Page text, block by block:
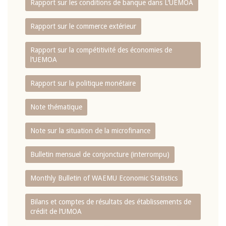
Rapport sur les conditions de banque dans L‘UEMOA
Rapport sur le commerce extérieur
Rapport sur la compétitivité des économies de
l‘UEMOA
Rapport sur la politique monétaire
Note thématique
Note sur la situation de la microfinance
Bulletin mensuel de conjoncture (interrompu)
Monthly Bulletin of WAEMU Economic Statistics
Bilans et comptes de résultats des établissements de
crédit de l‘UMOA